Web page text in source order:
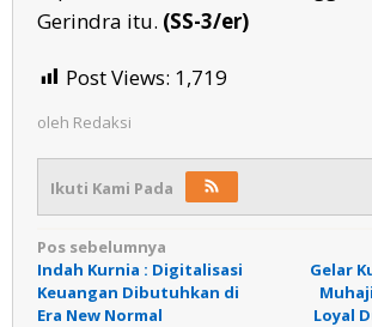
Gerindra itu. (SS-3/er)
Post Views: 1,719
oleh Redaksi
Ikuti Kami Pada
Navigasi
pos
Pos sebelumnya
Indah Kurnia : Digitalisasi
Keuangan Dibutuhkan di
Era New Normal
Gelar
Loyal